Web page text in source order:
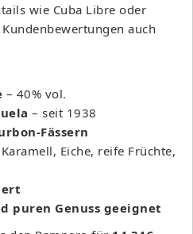
wie Cuba Libre oder
auch
– 40% vol.
– seit 1938
Fässern
Eiche, reife Früchte,
puren Genuss geeignet